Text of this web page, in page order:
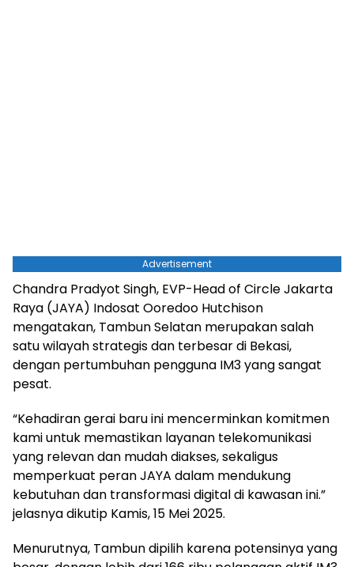
Advertisement
Chandra Pradyot Singh, EVP-Head of Circle Jakarta
Raya (JAYA) Indosat Ooredoo Hutchison
mengatakan, Tambun Selatan merupakan salah
satu wilayah strategis dan terbesar di Bekasi,
dengan pertumbuhan pengguna IM3 yang sangat
pesat.
“Kehadiran gerai baru ini mencerminkan komitmen
kami untuk memastikan layanan telekomunikasi
yang relevan dan mudah diakses, sekaligus
memperkuat peran JAYA dalam mendukung
kebutuhan dan transformasi digital di kawasan ini.”
jelasnya dikutip Kamis, 15 Mei 2025.
Menurutnya, Tambun dipilih karena potensinya yang